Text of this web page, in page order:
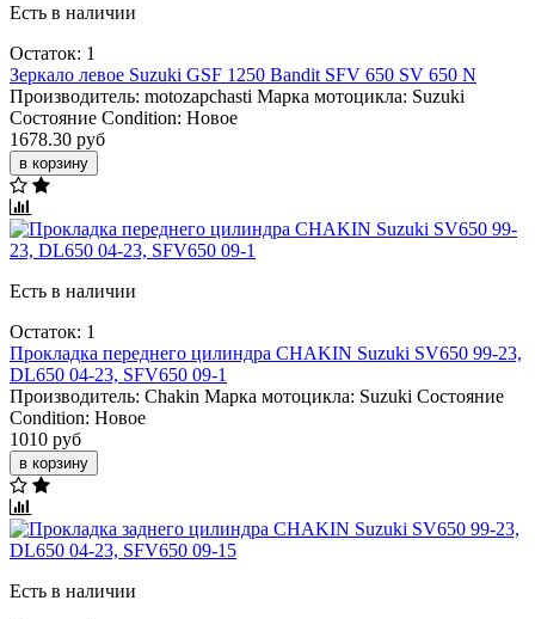
Есть в наличии
Остаток: 1
Зеркало левое Suzuki GSF 1250 Bandit SFV 650 SV 650 N
Производитель: motozapchasti Марка мотоцикла: Suzuki
Состояние Condition: Новое
1678.30 руб
в корзину
Есть в наличии
Остаток: 1
Прокладка переднего цилиндра CHAKIN Suzuki SV650 99-23,
DL650 04-23, SFV650 09-1
Производитель: Chakin Марка мотоцикла: Suzuki Состояние
Condition: Новое
1010 руб
в корзину
Есть в наличии